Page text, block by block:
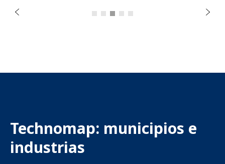
A
n
S
i
Technomap: municipios e
industrias